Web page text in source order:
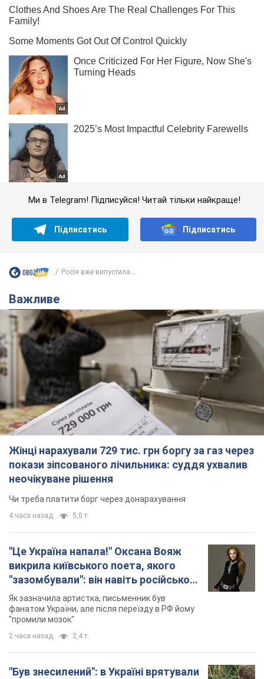
Ми в Telegram! Підписуйся! Читай тільки найкраще!
Підписатись Підписатись
Росія вже випустила...
Важливе
Жінці нарахували 729 тис. грн боргу за газ через
покази зіпсованого лічильника: суддя ухвалив
неочікуване рішення
Чи треба платити борг через донарахування
4 часа назад 5,0 т.
"Це Україна напала!" Оксана Вояж
викрила київського поета, якого
"зазомбували": він навіть російської
не знав, а тепер хоче геноциду
українців
Як зазначила артистка, письменник був
фанатом України, але після переїзду в РФ йому
"промили мозок"
2 часа назад 2,4 т.
"Був знесилений": в Україні врятували